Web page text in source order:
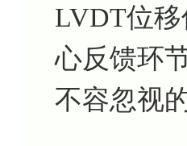
LVDT位
心反馈环
不容忽视的